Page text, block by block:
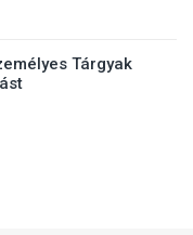
Tárgyak